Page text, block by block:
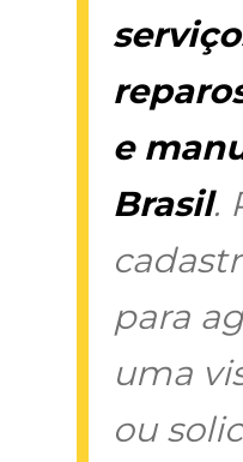
e
Brasil.
para
uma
ou